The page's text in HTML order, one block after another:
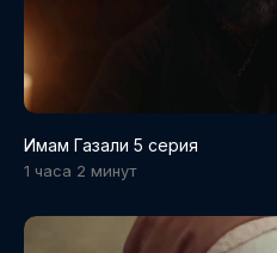
Имам Газали 5 серия
1 часа 2 минут